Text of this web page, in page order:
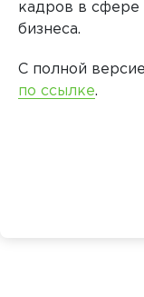
кадров в сфере
бизнеса.
С полной
по ссылке.